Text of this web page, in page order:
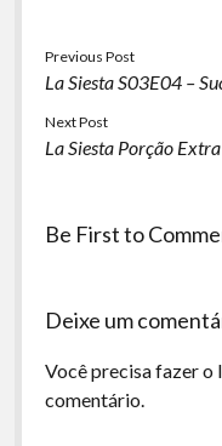
Previous Post
La Siesta S03E04 –
Next Post
La Siesta Porção
Be First to
Deixe um
Você precisa fazer o
comentário.